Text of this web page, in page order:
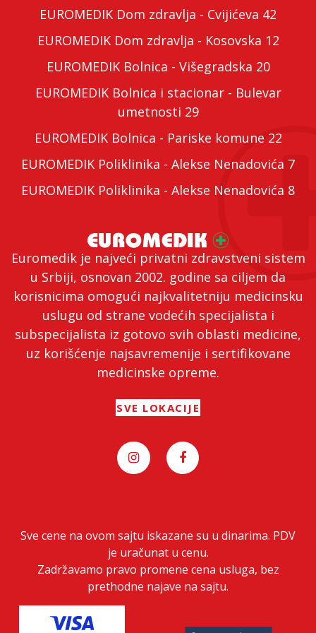
Euromedik je najveći privatni zdravstveni sistem
u Srbiji, osnovan 2002. godine sa ciljem da
korisnicima omogući najkvalitetniju medicinsku
uslugu od strane vodećih specijalista i
subspecijalista iz gotovo svih oblasti medicine,
uz korišćenje najsavremenije i sertifikovane
medicinske opreme.
SVE LOKACIJE
EUROMEDIK Dom zdravlja - Cvijićeva 42
EUROMEDIK Dom zdravlja - Kosovska 12
EUROMEDIK Bolnica - Višegradska 20
EUROMEDIK Bolnica i stacionar - Bulevar
umetnosti 29
EUROMEDIK Bolnica - Pariske komune 22
EUROMEDIK Poliklinika - Alekse Nenadovića 7
EUROMEDIK Poliklinika - Alekse Nenadovića 8
Sve cene na ovom sajtu iskazane su u dinarima. PDV
je uračunat u cenu.
Zadržavamo pravo promene cena usluga, bez
prethodne najave na sajtu.